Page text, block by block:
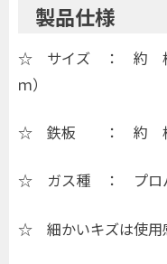
製品仕様
☆ サイズ ： 約 横
ｍ）
☆ 鉄板 ： 約 横
☆ ガス種 ： プロ
☆ 細かいキズは使用